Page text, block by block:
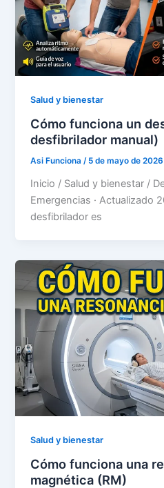
Salud y bienestar
Cómo funciona un
desfibrilador manual)
Asi Funciona/ 5 de mayo de 2026
Inicio / Salud y bienestar /
Emergencias · Actualizado
desfibrilador es
Salud y bienestar
Cómo funciona una
magnética (RM)